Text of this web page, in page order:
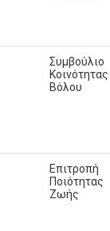
Συμβούλιο
Κοινότητας
Βόλου
Επιτροπή
Ποιότητας
Ζωής